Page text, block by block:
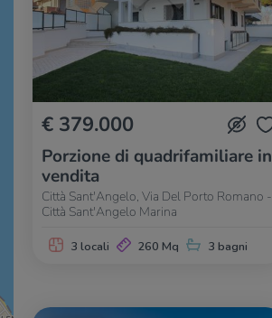
€ 379.000
Porzione di quadrifamiliare in
vendita
Città Sant'Angelo, Via Del Porto Romano -
Città Sant'Angelo Marina
3 locali 260 Mq 3 bagni